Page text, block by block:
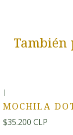
También
|
MOCHILA
$35.200 CLP